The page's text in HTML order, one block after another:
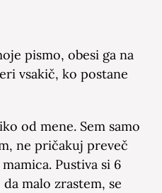
pismo, obesi ga na
vsakič, ko postane
od mene. Sem samo
ne pričakuj preveč
Pustiva si 6
malo zrastem, se